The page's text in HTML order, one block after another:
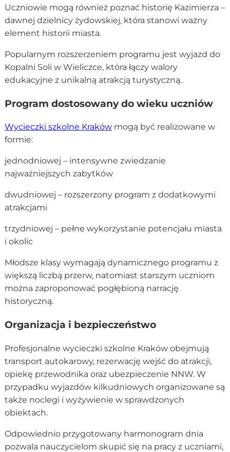
Uczniowie mogą również poznać historię Kazimierza –
dawnej dzielnicy żydowskiej, która stanowi ważny
element historii miasta.
Popularnym rozszerzeniem programu jest wyjazd do
Kopalni Soli w Wieliczce, która łączy walory
edukacyjne z unikalną atrakcją turystyczną.
Program dostosowany do wieku uczniów
Wycieczki szkolne Krakówmogą być realizowane w
formie:
jednodniowej – intensywne zwiedzanie
najważniejszych zabytków
dwudniowej – rozszerzony program z dodatkowymi
atrakcjami
trzydniowej – pełne wykorzystanie potencjału miasta
i okolic
Młodsze klasy wymagają dynamicznego programu z
większą liczbą przerw, natomiast starszym uczniom
można zaproponować pogłębioną narrację
historyczną.
Organizacja i bezpieczeństwo
Profesjonalne wycieczki szkolne Kraków obejmują
transport autokarowy, rezerwację wejść do atrakcji,
opiekę przewodnika oraz ubezpieczenie NNW. W
przypadku wyjazdów kilkudniowych organizowane są
także noclegi i wyżywienie w sprawdzonych
obiektach.
Odpowiednio przygotowany harmonogram dnia
pozwala nauczycielom skupić się na pracy z uczniami,